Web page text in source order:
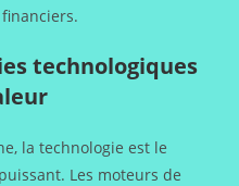
technologiques
la technologie est le
Les moteurs de